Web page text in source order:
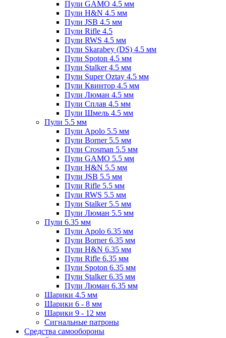
Пули GAMO 4.5 мм
Пули H&N 4.5 мм
Пули JSB 4.5 мм
Пули Rifle 4.5
Пули RWS 4.5 мм
Пули Skarabey (DS) 4.5 мм
Пули Spoton 4.5 мм
Пули Stalker 4.5 мм
Пули Super Oztay 4.5 мм
Пули Квинтор 4.5 мм
Пули Люман 4.5 мм
Пули Сплав 4.5 мм
Пули Шмель 4.5 мм
Пули 5.5 мм
Пули Apolo 5.5 мм
Пули Borner 5.5 мм
Пули Crosman 5.5 мм
Пули GAMO 5.5 мм
Пули H&N 5.5 мм
Пули JSB 5.5 мм
Пули Rifle 5.5 мм
Пули RWS 5.5 мм
Пули Stalker 5.5 мм
Пули Люман 5.5 мм
Пули 6.35 мм
Пули Apolo 6.35 мм
Пули Borner 6.35 мм
Пули H&N 6.35 мм
Пули Rifle 6.35 мм
Пули Spoton 6.35 мм
Пули Stalker 6.35 мм
Пули Люман 6.35 мм
Шарики 4.5 мм
Шарики 6 - 8 мм
Шарики 9 - 12 мм
Сигнальные патроны
Средства самообороны